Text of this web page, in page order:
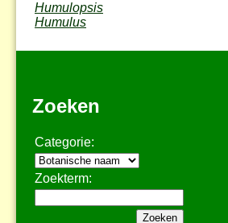
Humulopsis
Humulus
Zoeken
Categorie:
Zoekterm: